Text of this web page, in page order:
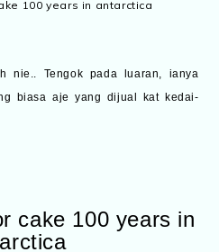
nie.. Tengok pada luaran, ianya
biasa aje yang dijual kat kedai-